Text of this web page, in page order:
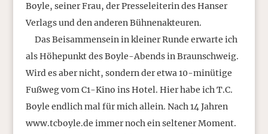
Boyle, seiner Frau, der Presseleiterin des Hanser
Verlags und den anderen Bühnenakteuren.
Das Beisammensein in kleiner Runde erwarte ich
als Höhepunkt des Boyle-Abends in Braunschweig.
Wird es aber nicht, sondern der etwa 10-minütige
Fußweg vom C1-Kino ins Hotel. Hier habe ich T.C.
Boyle endlich mal für mich allein. Nach 14 Jahren
www.tcboyle.de immer noch ein seltener Moment.